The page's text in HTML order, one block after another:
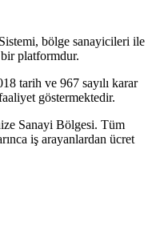
bölge sanayicileri ile
platformdur.
tarih ve 967 sayılı karar
göstermektedir.
Sanayi Bölgesi. Tüm
iş arayanlardan ücret